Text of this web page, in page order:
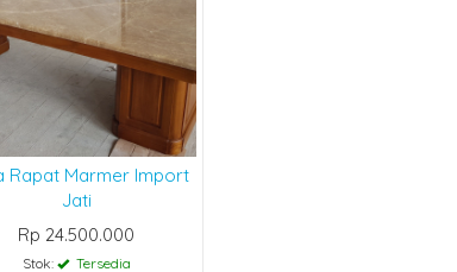
Rapat Marmer Import
Jati
Rp 24.500.000
Stok: Tersedia